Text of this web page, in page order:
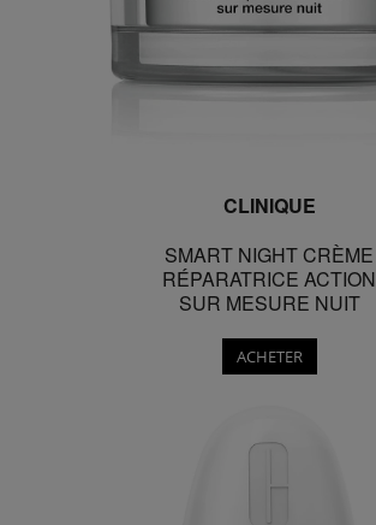
CLINIQUE
SMART NIGHT CRÈME
RÉPARATRICE ACTION
SUR MESURE NUIT
ACHETER